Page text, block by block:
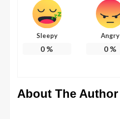
Sleepy
0 %
Angry
0%
About The Author